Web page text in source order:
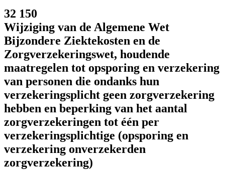
32 150
Wijziging van de Algemene Wet
Bijzondere Ziektekosten en de
Zorgverzekeringswet, houdende
maatregelen tot opsporing en verzekering
van personen die ondanks hun
verzekeringsplicht geen zorgverzekering
hebben en beperking van het aantal
zorgverzekeringen tot één per
verzekeringsplichtige (opsporing en
verzekering onverzekerden
zorgverzekering)